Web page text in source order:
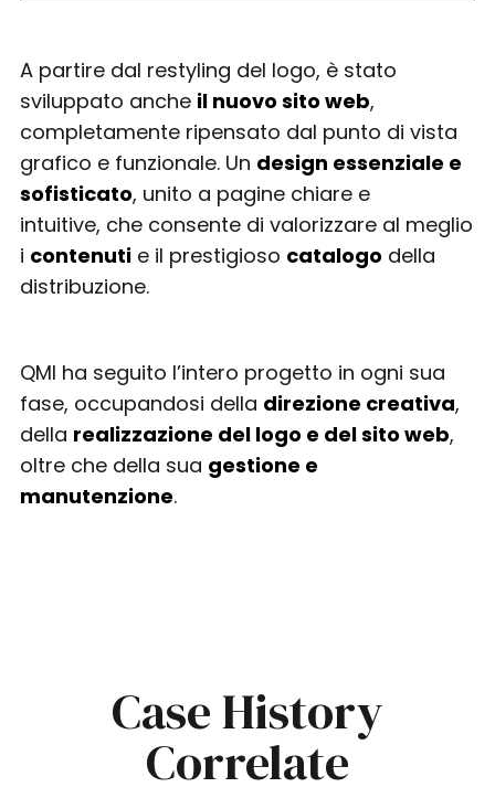
A partire dal restyling del logo, è stato
sviluppato anche il nuovo sito web,
completamente ripensato dal punto di vista
grafico e funzionale. Un design essenziale e
sofisticato, unito a pagine chiare e
intuitive, che consente di valorizzare al meglio
i contenutie il prestigioso catalogo della
distribuzione.
QMI ha seguito l’intero progetto in ogni sua
fase, occupandosi della direzione creativa,
della realizzazione del logo e del sito web,
oltre che della sua gestione e
manutenzione.
Case History
Correlate